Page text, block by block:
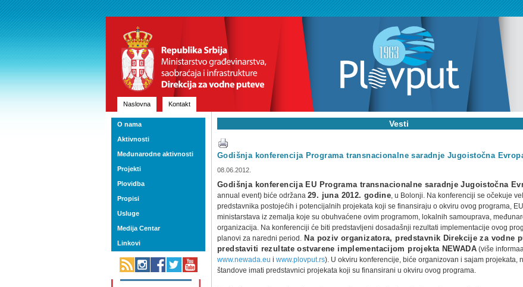
Naslovna Kontakt
Vesti
Godišnja konferencija Programa transnacionalne saradnje Jugoistočna
08.06.2012.
Godišnja konferencija EU Programa transnacionalne saradnje Jugoistočna
annual event) biće održana29. juna 2012. godine, u Bolonji. Na konferenciji se očekuje
predstavnika postojećih i potencijalnih projekata koji se finansiraju o okviru ovog programa,
ministarstava iz zemalja koje su obuhvaćene ovim programom, lokalnih samouprava,
organizacija. Na konferenciji će biti predstavljeni dosadašnji rezultati implementacije ovog
planovi za naredni period. Na poziv organizatora, predstavnik Direkcije za vodne
predstaviti rezultate ostvarene implementacijom projekta NEWADA(više
www.newada.eu iwww.plovput.rs). U okviru konferencije, biće organizovan i sajam projekata,
štandove imati predstavnici projekata koji su finansirani u okviru ovog programa.
O nama
Aktivnosti
Međunarodne aktivnosti
Projekti
Plovidba
Propisi
Usluge
Medija Centar
Linkovi